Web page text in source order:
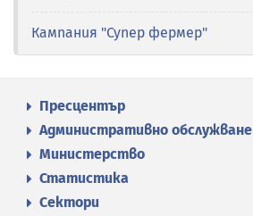
Кампания "Супер фермер"
Пресцентър
Административно обслужване
Министерство
Статистика
Сектори